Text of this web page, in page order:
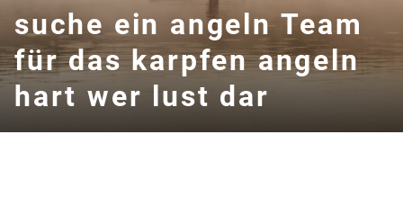
suche ein angeln Team
für das karpfen angeln
hart wer lust dar